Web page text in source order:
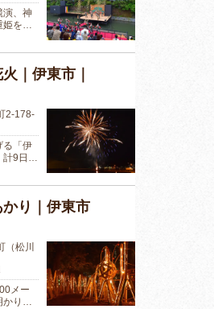
演、神
姫を…
｜伊東市｜
2-178-
る「伊
計9日…
り｜伊東市
（松川
メー
かり…